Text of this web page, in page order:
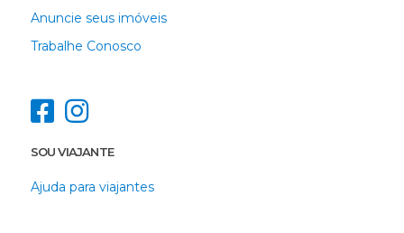
Anuncie seus imóveis
Trabalhe Conosco
SOU VIAJANTE
Ajuda para viajantes